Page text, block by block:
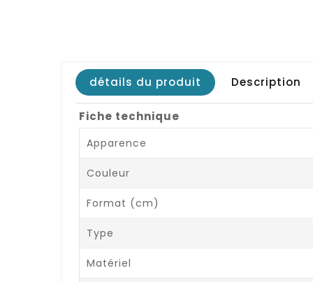
détails du produit Description
Fiche technique
Apparence
Couleur
Format (cm)
Type
Matériel